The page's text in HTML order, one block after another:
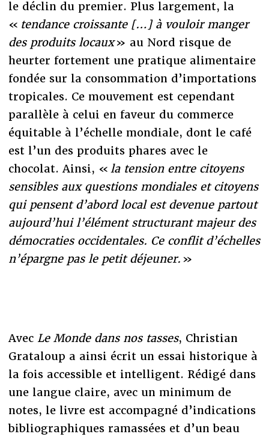
le déclin du premier. Plus largement, la
« tendance croissante […] à vouloir manger
des produits locaux» au Nord risque de
heurter fortement une pratique alimentaire
fondée sur la consommation d’importations
tropicales. Ce mouvement est cependant
parallèle à celui en faveur du commerce
équitable à l’échelle mondiale, dont le café
est l’un des produits phares avec le
chocolat. Ainsi, « la tension entre citoyens
sensibles aux questions mondiales et citoyens
qui pensent d’abord local est devenue partout
aujourd’hui l’élément structurant majeur des
démocraties occidentales. Ce conflit d’échelles
n’épargne pas le petit déjeuner. »
Avec Le Monde dans nos tasses, Christian
Grataloup a ainsi écrit un essai historique à
la fois accessible et intelligent. Rédigé dans
une langue claire, avec un minimum de
notes, le livre est accompagné d’indications
bibliographiques ramassées et d’un beau